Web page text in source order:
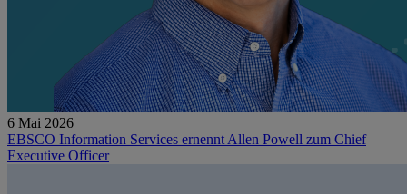
6 Mai 2026
EBSCO Information Services ernennt Allen Powell zum Chief
Executive Officer